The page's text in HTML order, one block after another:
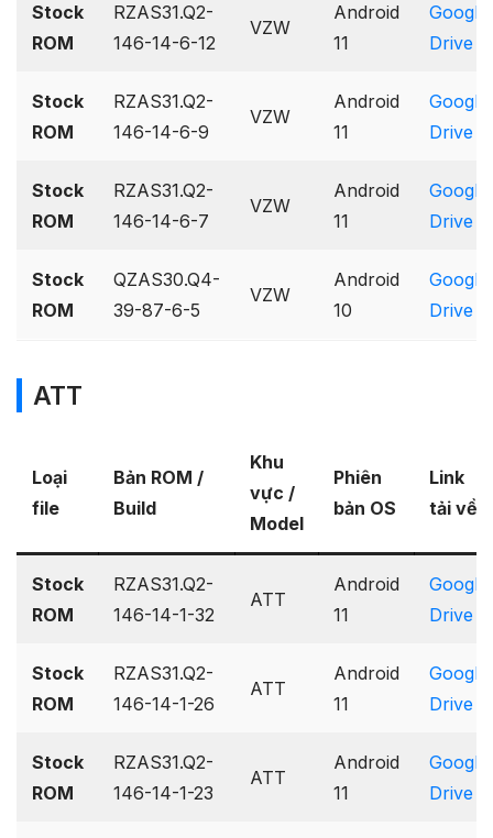
Stock
ROM
RZAS31.Q2-
146-14-6-12
VZW
Android
11
Google
Drive
Stock
ROM
RZAS31.Q2-
146-14-6-9
VZW
Android
11
Google
Drive
Stock
ROM
RZAS31.Q2-
146-14-6-7
VZW
Android
11
Google
Drive
Stock
ROM
QZAS30.Q4-
39-87-6-5
VZW
Android
10
Google
Drive
ATT
Loại
file
Bản ROM /
Build
Khu
vực /
Model
Phiên
bản OS
Link
tải về
Stock
ROM
RZAS31.Q2-
146-14-1-32
ATT
Android
11
Google
Drive
Stock
ROM
RZAS31.Q2-
146-14-1-26
ATT
Android
11
Google
Drive
Stock
ROM
RZAS31.Q2-
146-14-1-23
ATT
Android
11
Google
Drive